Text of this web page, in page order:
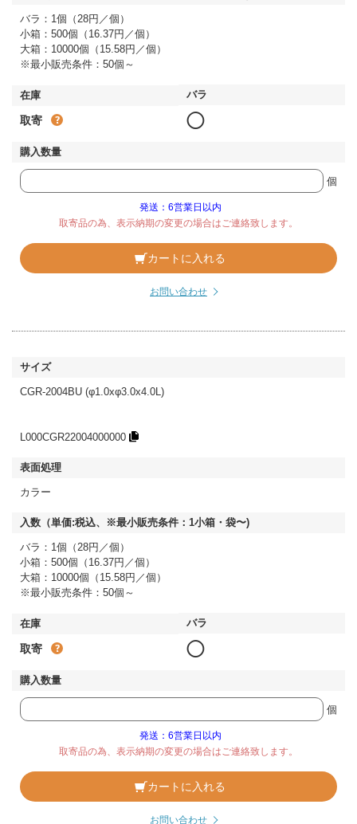
バラ：1個（28円／個）
小箱：500個（16.37円／個）
大箱：10000個（15.58円／個）
※最小販売条件：50個～
取寄 ◯
個
発送：6営業日以内
取寄品の為、表示納期の変更の場合はご連絡致します。
カートに入れる
お問い合わせ
CGR-2004BU (φ1.0xφ3.0x4.0L)
L000CGR22004000000
カラー
バラ：1個（28円／個）
小箱：500個（16.37円／個）
大箱：10000個（15.58円／個）
※最小販売条件：50個～
取寄 ◯
個
発送：6営業日以内
取寄品の為、表示納期の変更の場合はご連絡致します。
カートに入れる
お問い合わせ